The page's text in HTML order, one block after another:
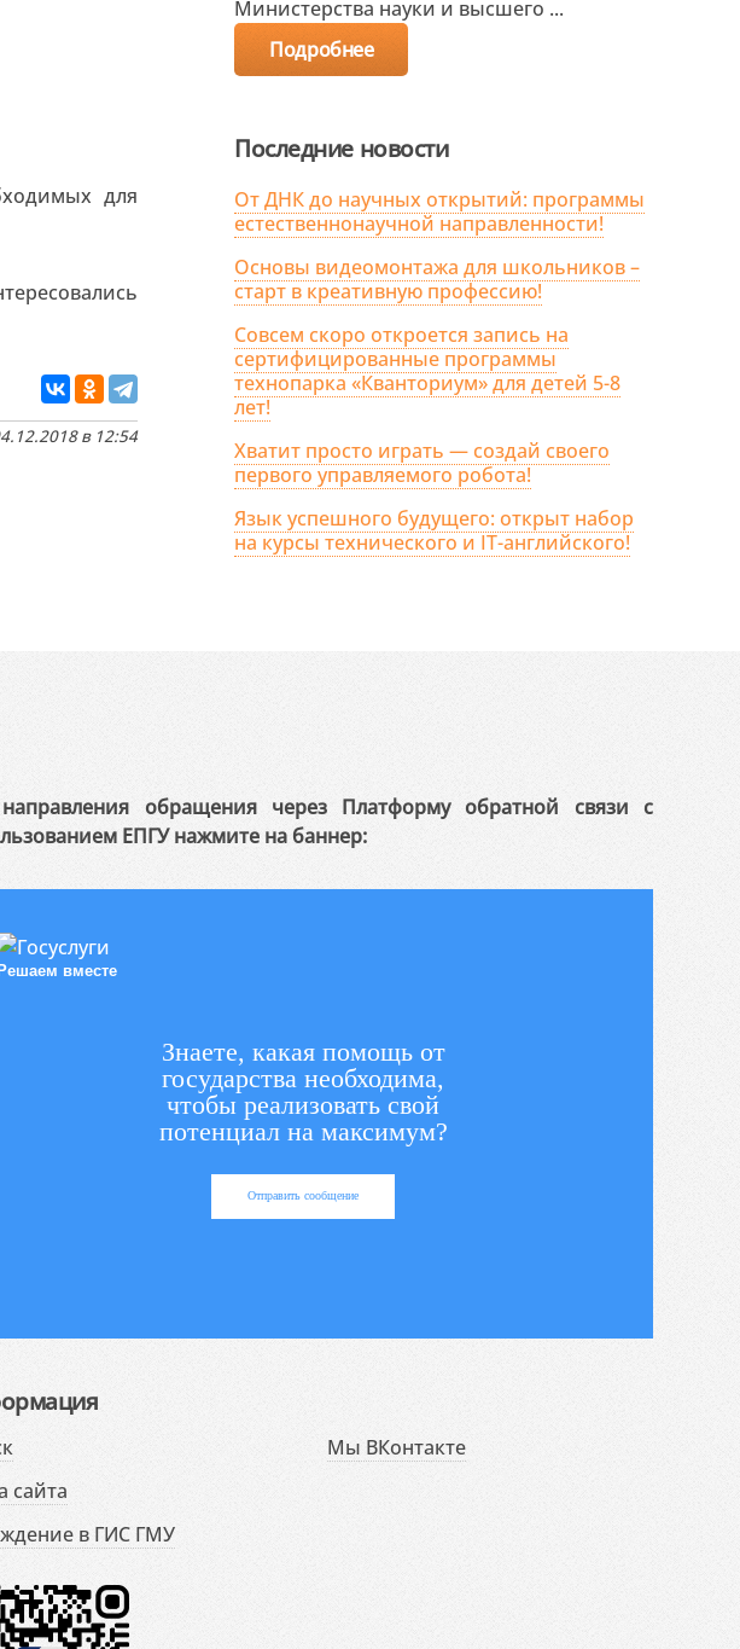
для
в 12:54
Министерства науки и высшего ...
Подробнее
Последние новости
От ДНК до научных открытий: программы
естественнонаучной направленности!
Основы видеомонтажа для школьников –
старт в креативную профессию!
Совсем скоро откроется запись на
сертифицированные программы
технопарка «Кванториум» для детей 5-8
лет!
Хватит просто играть — создай своего
первого управляемого робота!
Язык успешного будущего: открыт набор
на курсы технического и IT-английского!
обращения через Платформу обратной связи с
ЕПГУ нажмите на баннер:
Решаем вместе
Знаете, какая помощь от
государства необходима,
чтобы реализовать свой
потенциал на максимум?
Отправить сообщение
сайта
в ГИС ГМУ
Мы ВКонтакте